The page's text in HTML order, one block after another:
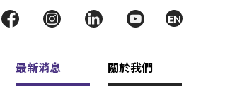
EN
最新消息 關於我們